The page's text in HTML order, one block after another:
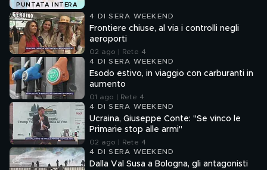
PUNTATA INTERA
4 DI SERA WEEKEND
Frontiere chiuse, al via i controlli negli
aeroporti
02 ago | Rete 4
4 DI SERA WEEKEND
Esodo estivo, in viaggio con carburanti in
aumento
01 ago | Rete 4
4 DI SERA WEEKEND
Ucraina, Giuseppe Conte: "Se vinco le
Primarie stop alle armi"
02 ago | Rete 4
4 DI SERA WEEKEND
Dalla Val Susa a Bologna, gli antagonisti